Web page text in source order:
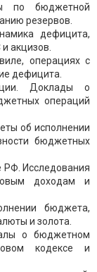
по бюджетной
резервов.
дефицита,
акцизов.
операциях с
дефицита.
Доклады о
операций
об исполнении
бюджетных
РФ. Исследования
доходам и
бюджета,
и золота.
о бюджетном
кодексе и